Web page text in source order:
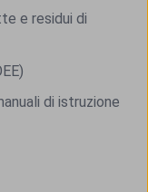
e residui di
di istruzione